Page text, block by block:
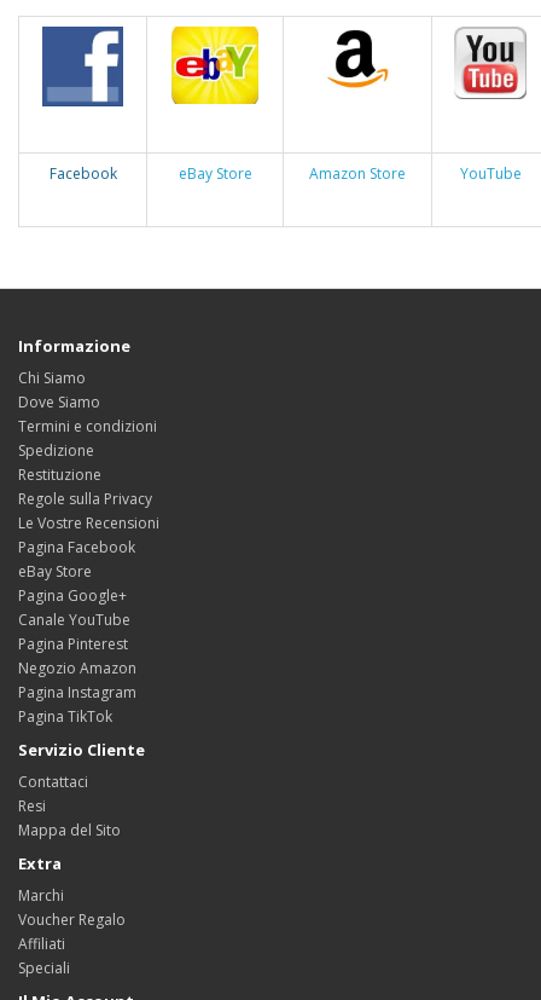
Facebook eBay Store Amazon Store YouTube
Informazione
Chi Siamo
Dove Siamo
Termini e condizioni
Spedizione
Restituzione
Regole sulla Privacy
Le Vostre Recensioni
Pagina Facebook
eBay Store
Pagina Google+
Canale YouTube
Pagina Pinterest
Negozio Amazon
Pagina Instagram
Pagina TikTok
Servizio Cliente
Contattaci
Resi
Mappa del Sito
Extra
Marchi
Voucher Regalo
Affiliati
Speciali